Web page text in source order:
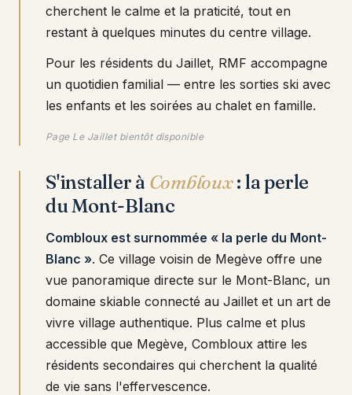
cherchent le calme et la praticité, tout en
restant à quelques minutes du centre village.
Pour les résidents du Jaillet, RMF accompagne
un quotidien familial — entre les sorties ski avec
les enfants et les soirées au chalet en famille.
Page Le Jaillet bientôt disponible
S'installer à Combloux: la perle
du Mont-Blanc
Combloux est surnommée « la perle du Mont-
Blanc ». Ce village voisin de Megève offre une
vue panoramique directe sur le Mont-Blanc, un
domaine skiable connecté au Jaillet et un art de
vivre village authentique. Plus calme et plus
accessible que Megève, Combloux attire les
résidents secondaires qui cherchent la qualité
de vie sans l'effervescence.